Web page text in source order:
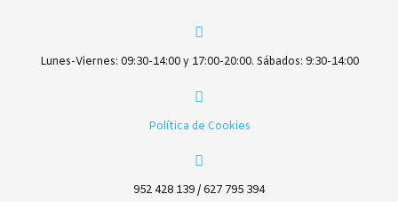
Lunes-Viernes: 09:30-14:00 y 17:00-20:00. Sábados: 9:30-14:00
Política de Cookies
952 428 139 / 627 795 394